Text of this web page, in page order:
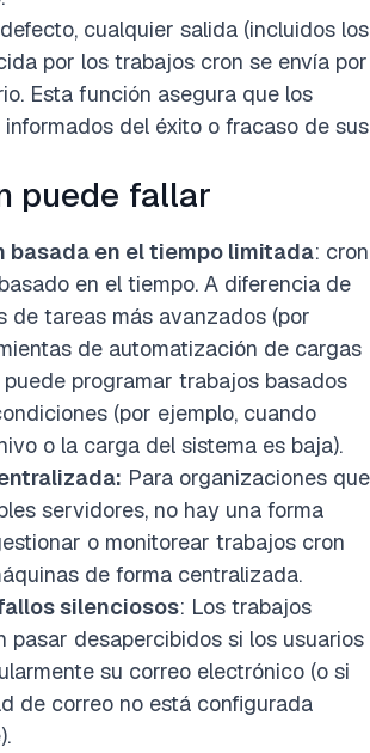
cualquier salida (incluidos los
por los trabajos cron se envía por
Esta función asegura que los
informados del éxito o fracaso de sus
puede fallar
basada en el tiempo limitada: cron
en el tiempo. A diferencia de
de tareas más avanzados (por
de automatización de cargas
programar trabajos basados
(por ejemplo, cuando
o la carga del sistema es baja).
Para organizaciones que
servidores, no hay una forma
o monitorear trabajos cron
de forma centralizada.
silenciosos: Los trabajos
pasar desapercibidos si los usuarios
su correo electrónico (o si
de correo no está configurada